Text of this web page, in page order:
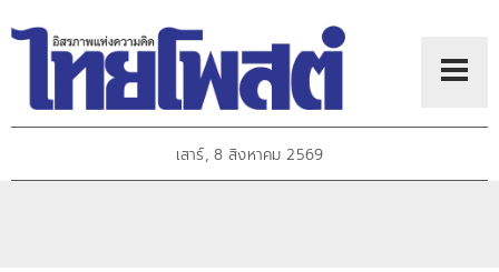
เสาร์, 8 สิงหาคม 2569